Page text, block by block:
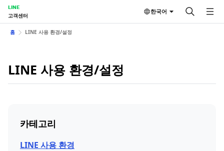
LINE
고객센터
한국어
홈 LINE 사용 환경/설정
LINE 사용 환경/설정
카테고리
LINE 사용 환경